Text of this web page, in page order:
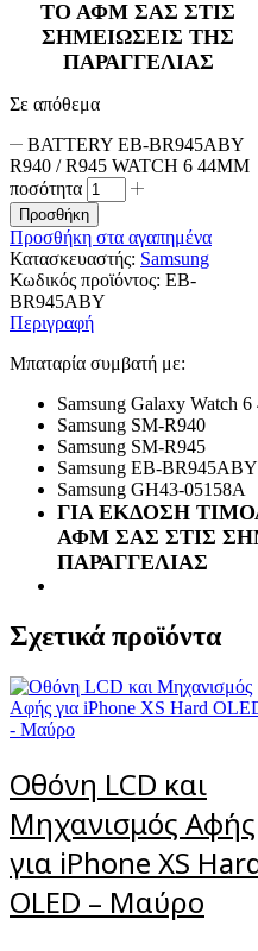
ΤΟ ΑΦΜ ΣΑΣ ΣΤΙΣ
ΣΗΜΕΙΩΣΕΙΣ ΤΗΣ
ΠΑΡΑΓΓΕΛΙΑΣ
Σε απόθεμα
BATTERY EB-BR945ABY
R940 / R945 WATCH 6 44MM
ποσότητα
Προσθήκη
Προσθήκη στα αγαπημένα
Κατασκευαστής: Samsung
Κωδικός προϊόντος: EB-
BR945ABY
Περιγραφή
Μπαταρία συμβατή με:
Samsung Galaxy Watch 6
Samsung SM-R940
Samsung SM-R945
Samsung EB-BR945ABY
Samsung GH43-05158A
ΓΙΑ ΕΚΔΟΣΗ
ΑΦΜ ΣΑΣ ΣΤΙΣ
ΠΑΡΑΓΓΕΛΙΑΣ
Σχετικά προϊόντα
Οθόνη LCD και
Μηχανισμός Αφής
για iPhone XS
OLED – Μαύρο